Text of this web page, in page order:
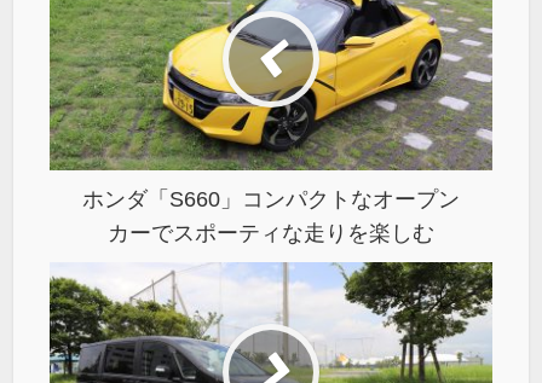
ホンダ「S660」コンパクトなオープン
カーでスポーティな走りを楽しむ